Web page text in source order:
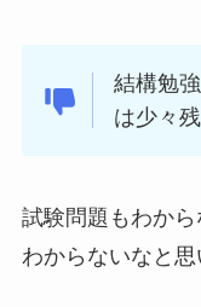
結構勉
は少々
試験問題もわか
わからないなと思